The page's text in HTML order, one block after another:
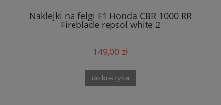
Naklejki na felgi F1 Honda CBR 1000 RR
Fireblade repsol white 2
149,00 zł
do koszyka